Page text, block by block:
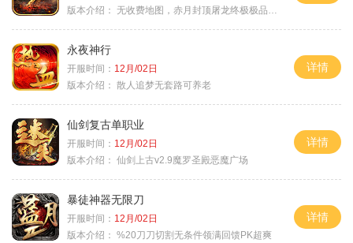
版本介绍： 无收费地图，赤月封顶屠龙终极极品＋６
永夜神行
开服时间： 12月/02日
版本介绍： 散人追梦无套路可养老
详情
仙剑复古单职业
开服时间： 12月/02日
版本介绍： 仙剑上古v2.9魔罗圣殿恶魔广场
详情
暴徒神器无限刀
开服时间： 12月/02日
版本介绍： %20刀刀切割无条件领满回馈PK超爽
详情